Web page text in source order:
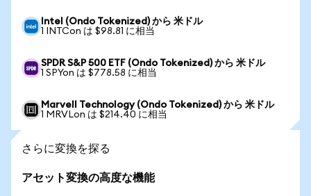
Intel (Ondo Tokenized) から 米ドル
1 INTCon は $98.81 に相当
SPDR S&P 500 ETF (Ondo Tokenized) から 米ドル
1 SPYon は $778.58 に相当
Marvell Technology (Ondo Tokenized) から 米ドル
1 MRVLon は $214.40 に相当
さらに変換を探る
アセット変換の高度な機能